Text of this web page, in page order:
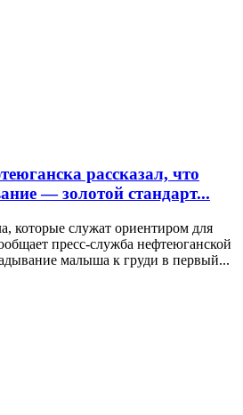
рассказал, что
— золотой стандарт...
которые служат ориентиром для
пресс-служба нефтеюганской
малыша к груди в первый...